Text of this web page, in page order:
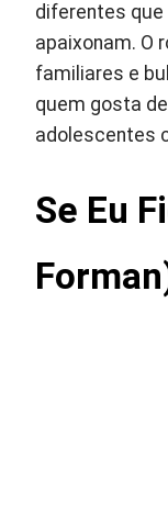
diferentes que
apaixonam. O
familiares e
quem gosta
adolescentes
Se Eu